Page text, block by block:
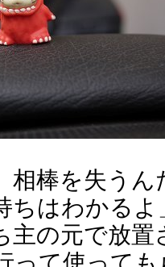
相棒を失うん
ちはわかるよ
主の元で放